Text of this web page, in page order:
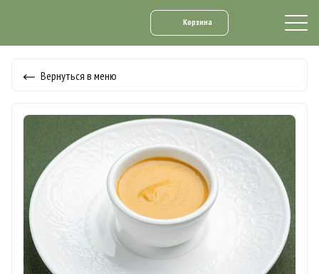
Корзина
Вернуться в меню